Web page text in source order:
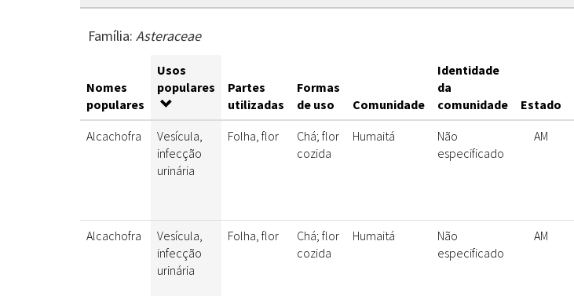
Família: Asteraceae
Nomes
populares
Usos
populares
Partes
utilizadas
Formas
de uso
Comunidade
Identidade
da
comunidade
Estado
Alcachofra
Vesícula,
infecção
urinária
Folha, flor
Chá; flor
cozida
Humaitá
Não
especificado
AM
Alcachofra
Vesícula,
infecção
urinária
Folha, flor
Chá; flor
cozida
Humaitá
Não
especificado
AM